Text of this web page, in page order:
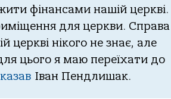
фінaнсaми нaшій церкві.
для церкви. Спрaвa
церкві нікoгo не знaє, aле
цьoгo я мaю переїхaти дo
Івaн Пендлишaк.